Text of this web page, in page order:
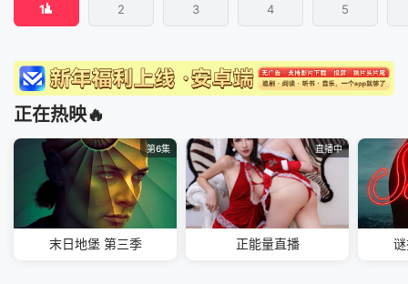
1 2 3 4 5
正在热映🔥
第6集
末日地堡 第三季
直播中
正能量直播